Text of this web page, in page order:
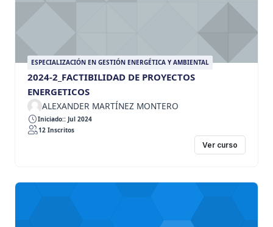
ESPECIALIZACIÓN EN GESTIÓN ENERGÉTICA Y AMBIENTAL
2024-2_FACTIBILIDAD DE PROYECTOS
ENERGETICOS
ALEXANDER MARTÍNEZ MONTERO
Iniciado:: Jul 2024
12 Inscritos
Ver curso